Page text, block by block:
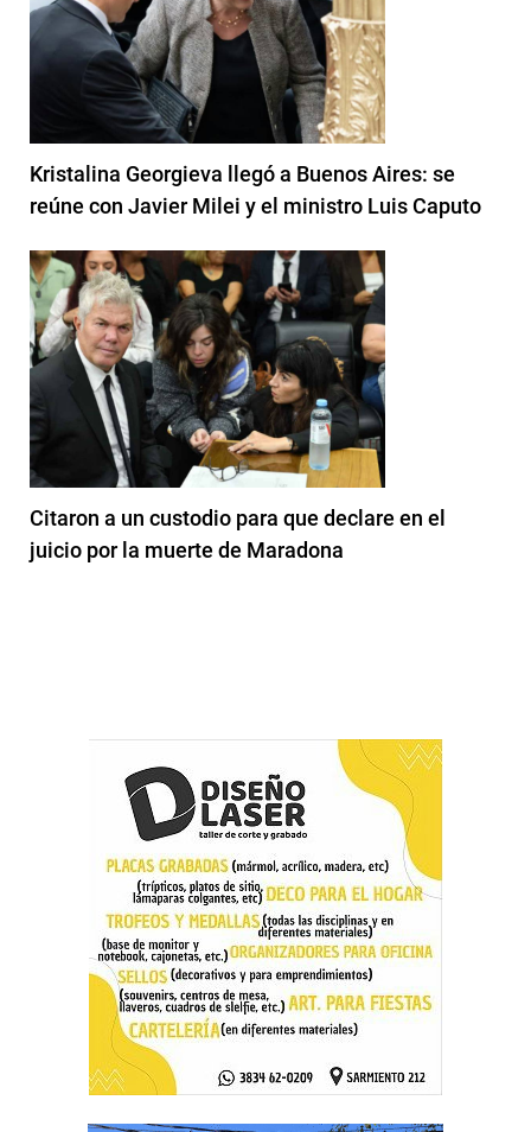
Kristalina Georgieva llegó a Buenos Aires: se
reúne con Javier Milei y el ministro Luis Caputo
Citaron a un custodio para que declare en el
juicio por la muerte de Maradona